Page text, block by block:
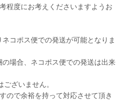
程度にお考えくださいますようお
コポス便での発送が可能となりま
場合、ネコポス便での発送は出来
ざいません。
ので余裕を持って対応させて頂き